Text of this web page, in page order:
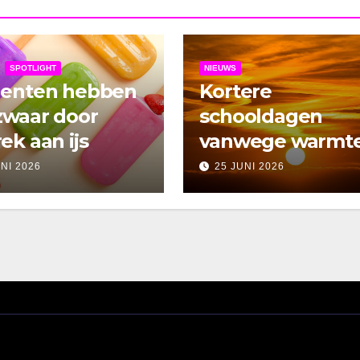
SPOTLIGHT
hebben
door
aan ijs
2026
NIEUWS
Kortere
schooldagen
vanwege
25 JUNI 2026